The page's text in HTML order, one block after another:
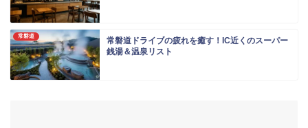
常磐道
常磐道ドライブの疲れを癒す！IC近くのスーパー
銭湯＆温泉リスト